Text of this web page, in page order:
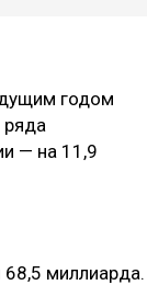
годом
ряда
— на 11,9
миллиарда.